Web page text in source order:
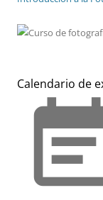
Calendario de